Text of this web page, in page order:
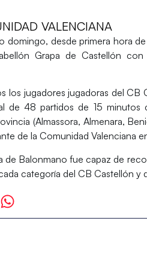
VALENCIANA
domingo, desde primera hora de
Grapa de Castellón
los jugadores jugadoras del CB
de 48 partidos de 15 minutos
(Almassora, Almenara,
de la Comunidad Valenciana
de Balonmano fue capaz de
categoría del CB Castellón y